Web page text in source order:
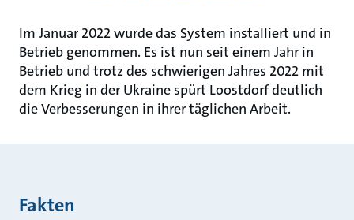
Im Januar 2022 wurde das System installiert und in
Betrieb genommen. Es ist nun seit einem Jahr in
Betrieb und trotz des schwierigen Jahres 2022 mit
dem Krieg in der Ukraine spürt Loostdorf deutlich
die Verbesserungen in ihrer täglichen Arbeit.
Fakten